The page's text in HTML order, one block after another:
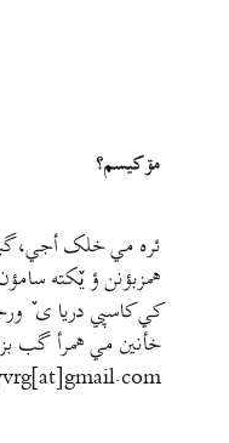
مۊ کيسم؟
ئره مي خلک أجي،
همزبؤنن ؤ يٚکته
کي کاسپي دريا ی
خأنين مي همرأ گب